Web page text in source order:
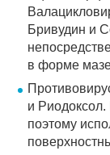
Бривудин и
в форме
и Риодоксол.
поэтому